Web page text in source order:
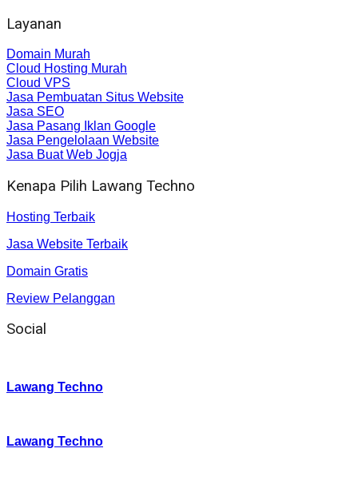
Layanan
Domain Murah
Cloud Hosting Murah
Cloud VPS
Jasa Pembuatan Situs Website
Jasa SEO
Jasa Pasang Iklan Google
Jasa Pengelolaan Website
Jasa Buat Web Jogja
Kenapa Pilih Lawang Techno
Hosting Terbaik
Jasa Website Terbaik
Domain Gratis
Review Pelanggan
Social
Lawang Techno
Lawang Techno